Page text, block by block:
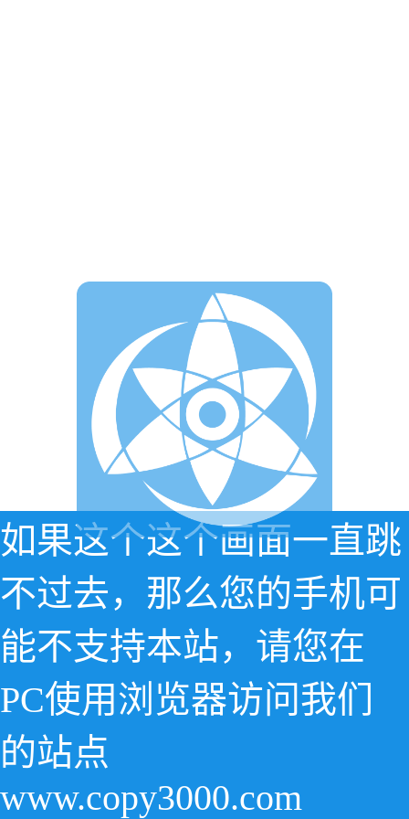
如果这个这个画面一直跳
不过去，那么您的手机可
能不支持本站，请您在
PC使用浏览器访问我们
的站点
www.copy3000.com